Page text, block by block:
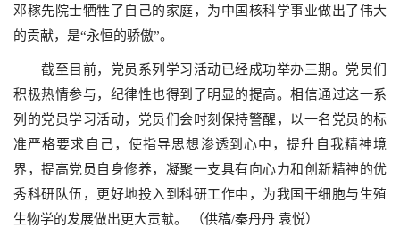
邓稼先院士牺牲了自己的家庭，为中国核科学事业做出了伟大
的贡献，是“永恒的骄傲”。
截至目前，党员系列学习活动已经成功举办三期。党员们
积极热情参与，纪律性也得到了明显的提高。相信通过这一系
列的党员学习活动，党员们会时刻保持警醒，以一名党员的标
准严格要求自己，使指导思想渗透到心中，提升自我精神境
界，提高党员自身修养，凝聚一支具有向心力和创新精神的优
秀科研队伍，更好地投入到科研工作中，为我国干细胞与生殖
生物学的发展做出更大贡献。
（供稿/秦丹丹 袁悦）